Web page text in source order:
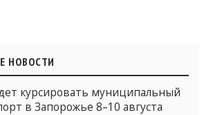
НОВОСТИ
курсировать муниципальный
в Запорожье 8–10 августа